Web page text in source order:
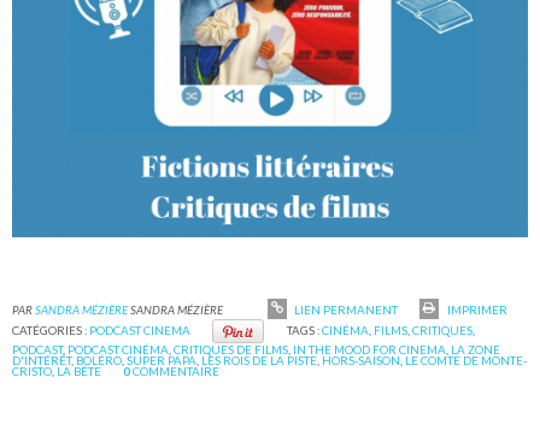
PARSANDRA MÉZIÈRESANDRA MÉZIÈRE LIEN PERMANENT
IMPRIMER
CATÉGORIES : PODCAST CINEMA TAGS :CINÉMA FILMS, CRITIQUES,
PODCAST, PODCAST CINÉMA ,CRITIQUES DE FILMS IN THE MOOD FOR CINEMA LA ZONE
D'INTÉRÊT, BOLÉRO ,SUPER PAPA LES ROIS DE LA PISTE HORS-SAISON LE COMTE DE MONTE-
CRISTO LA BÊTE 0COMMENTAIRE